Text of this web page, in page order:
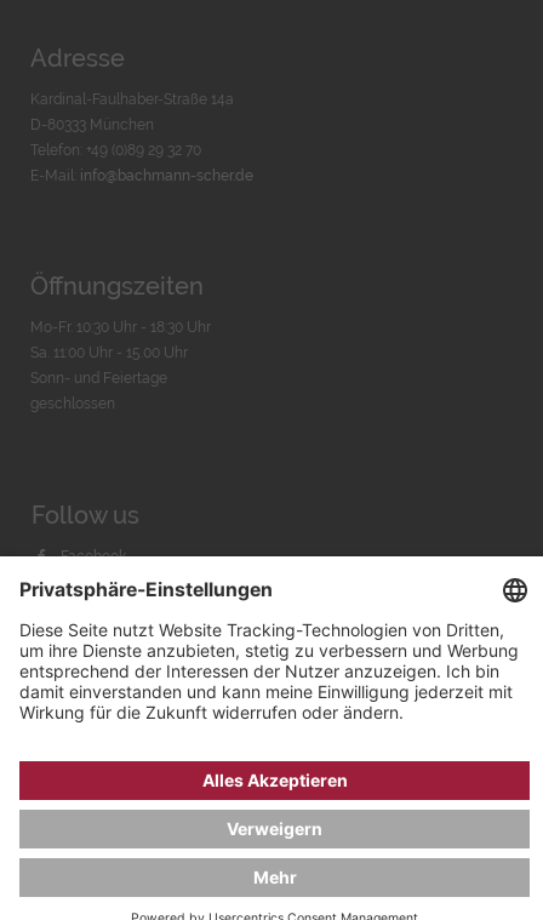
Adresse
Kardinal-Faulhaber-Straße 14a
D-80333 München
Telefon: +49 (0)89 29 32 70
E-Mail: info@bachmann-scher.de
Öffnungszeiten
Mo-Fr. 10:30 Uhr - 18:30 Uhr
Sa. 11:00 Uhr - 15.00 Uhr
Sonn- und Feiertage
geschlossen
Follow us
Facebook
Instagram
Bachmann & Scher GmbH / Watchandco GmbH
DATENSCHUTZ IMPRESSUM
VERSANDKOSTEN